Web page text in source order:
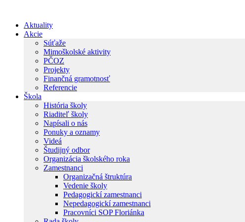
obsah
Aktuality
Akcie
Súťaže
Mimoškolské aktivity
PČOZ
Projekty
Finančná gramotnosť
Referencie
Škola
História školy
Riaditeľ školy
Napísali o nás
Ponuky a oznamy
Videá
Študijný odbor
Organizácia školského roka
Zamestnanci
Organizačná štruktúra
Vedenie školy
Pedagogickí zamestnanci
Nepedagogickí zamestnanci
Pracovníci SOP Floriánka